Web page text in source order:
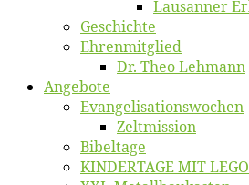
Lausan­ner
Ge­schich­te
Eh­ren­mit­glied
Dr. Theo Lehmann
An­ge­bo­te
Evangelisa­tions­wo­chen
Zelt­mis­si­on
Bi­bel­ta­ge
KINDERTAGE MIT